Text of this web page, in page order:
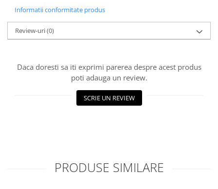
Informatii conformitate produs
Review-uri(0)
Daca doresti sa iti exprimi parerea despre acest produs
poti adauga un review.
SCRIE UN REVIEW
PRODUSE SIMILARE